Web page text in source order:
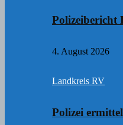
Polizeibericht
4. August 2026
Landkreis RV
Polizei